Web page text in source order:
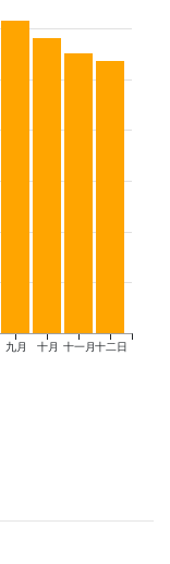
九月 十月 十一月十二日